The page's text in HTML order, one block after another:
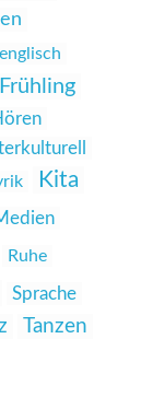
englisch
Frühling
Kita
Ruhe
Sprache
Tanzen